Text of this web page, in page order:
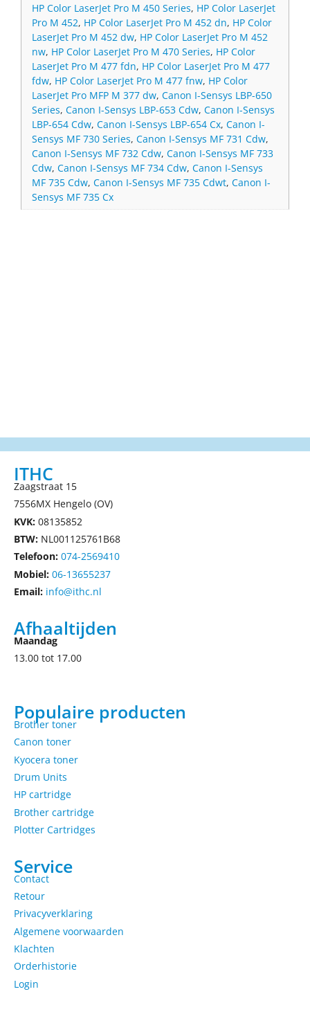
HP Color LaserJet Pro M 450 Series, HP Color LaserJet
Pro M 452, HP Color LaserJet Pro M 452 dn, HP Color
LaserJet Pro M 452 dw, HP Color LaserJet Pro M 452
nw, HP Color LaserJet Pro M 470 Series, HP Color
LaserJet Pro M 477 fdn, HP Color LaserJet Pro M 477
fdw, HP Color LaserJet Pro M 477 fnw, HP Color
LaserJet Pro MFP M 377 dw,Canon I-Sensys LBP-650
Series,Canon I-Sensys LBP-653 Cdw,Canon I-Sensys
LBP-654 Cdw,Canon I-Sensys LBP-654 Cx,Canon I-
Sensys MF 730 Series,Canon I-Sensys MF 731 Cdw,
Canon I-Sensys MF 732 Cdw,Canon I-Sensys MF 733
Cdw,Canon I-Sensys MF 734 Cdw,Canon I-Sensys
MF 735 Cdw,Canon I-Sensys MF 735 Cdwt,Canon I-
Sensys MF 735 Cx
ITHC
Zaagstraat 15
7556MX Hengelo (OV)
KVK: 08135852
BTW: NL001125761B68
Telefoon: 074-2569410
Mobiel: 06-13655237
Email: info@ithc.nl
Afhaaltijden
Maandag
13.00 tot 17.00
Populaire producten
Brother toner
Canon toner
Kyocera toner
Drum Units
HP cartridge
Brother cartridge
Plotter Cartridges
Service
Contact
Retour
Privacyverklaring
Algemene voorwaarden
Klachten
Orderhistorie
Login